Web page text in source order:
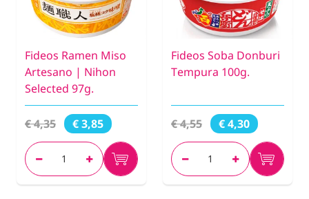
Fideos Ramen Miso
Artesano | Nihon
Selected 97g.
€ 4,35 € 3,85
Fideos Soba Donburi
Tempura 100g.
€ 4,55 € 4,30